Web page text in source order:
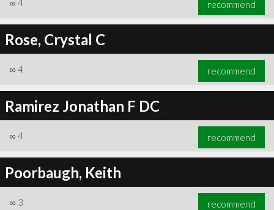
∞ 4 recommend
Rose, Crystal C
∞ 4 recommend
Ramirez Jonathan F DC
∞ 4 recommend
Poorbaugh, Keith
∞ 3 recommend